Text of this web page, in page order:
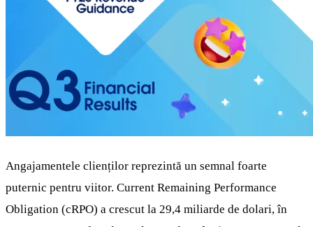
Angajamentele clienților reprezintă un semnal foarte
puternic pentru viitor. Current Remaining Performance
Obligation (cRPO) a crescut la 29,4 miliarde de dolari, în